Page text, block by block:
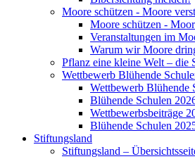
Moore schützen - Moore
Moore schützen -
Veranstaltungen im
Warum wir Moore
Pflanz eine kleine Welt – die
Wettbewerb Blühende
Wettbewerb Blühende
Blühende Schulen
Wettbewerbsbeiträge
Blühende Schulen
Stiftungsland
Stiftungsland –